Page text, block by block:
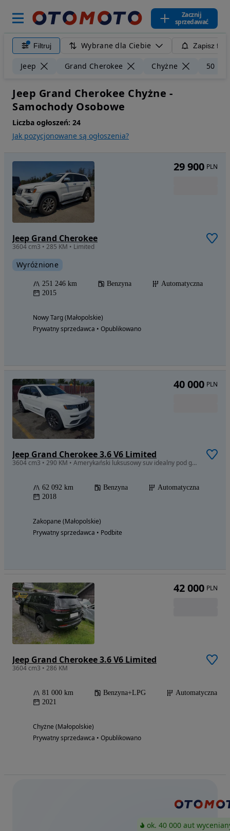
Zacznij
sprzedawać
Filtruj Wybrane dla Ciebie Zapisz
Jeep Grand Cherokee Chyżne 50 km
Jeep Grand Cherokee Chyżne -
Samochody Osobowe
Liczba ogłoszeń: 24
Jak pozycjonowane są ogłoszenia?
Jeep Grand Cherokee
3604 cm3 • 285 KM • Limited
Wyróżnione
251 246 km Benzyna
Automatyczna
2015
Nowy Targ (Małopolskie)
Prywatny sprzedawca • Opublikowano
29 900 PLN
Jeep Grand Cherokee 3.6 V6 Limited
3604 cm3 • 290 KM • Amerykański luksusowy suv idealny pod gaz, już w drodze!
62 092 km Benzyna
Automatyczna
2018
Zakopane (Małopolskie)
Prywatny sprzedawca • Podbite
40 000 PLN
Jeep Grand Cherokee 3.6 V6 Limited
3604 cm3 • 286 KM
81 000 km Benzyna+LPG
Automatyczna
2021
Chyżne (Małopolskie)
Prywatny sprzedawca • Opublikowano
42 000 PLN
ok. 40 000 aut